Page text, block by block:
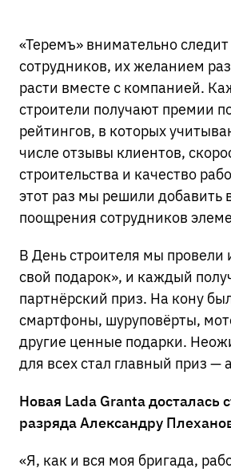
Я соглашаюсь с
Политикой в
персональных данных, а также на
персональных данных
«Теремъ» внимательно
сотрудников, их желанием
расти вместе с компанией.
строители получают премии
рейтингов, в которых
числе отзывы клиентов,
строительства и качество
этот раз мы решили добавить
поощрения сотрудников
В День строителя мы провели
свой подарок», и каждый
партнёрский приз. На кону
смартфоны, шуруповёрты,
другие ценные подарки.
для всех стал главный приз —
Новая Lada Granta досталась
разряда Александру
«Я, как и вся моя бригада,